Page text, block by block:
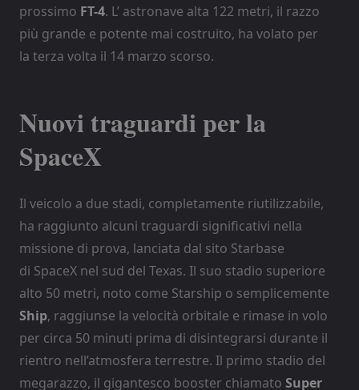
prossimo FT-4. L’ astronave alta 122 metri, il razzo
più grande e potente mai costruito, ha volato per
la terza volta il 14 marzo scorso.
Nuovi traguardi per la
SpaceX
Il veicolo a due stadi, completamente riutilizzabile,
ha raggiunto alcuni traguardi significativi nella
missione di prova, lanciata dal sito Starbase
di SpaceX nel sud del Texas. Il suo stadio superiore
alto 50 metri, noto come Starship o semplicemente
Ship, raggiunse la velocità orbitale e rimase in volo
per circa 50 minuti prima di disintegrarsi durante il
rientro nell’atmosfera terrestre. Il primo stadio del
megarazzo, il gigantesco booster chiamato Super